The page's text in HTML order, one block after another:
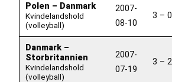
Polen – Danmark
Kvindelandshold
(volleyball)
2007-
08-10
3 – 0
Danmark –
Storbritannien
Kvindelandshold
(volleyball)
2007-
07-19
3 – 2